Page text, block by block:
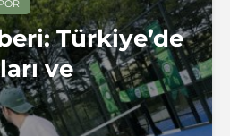
Türkiye’de
ve